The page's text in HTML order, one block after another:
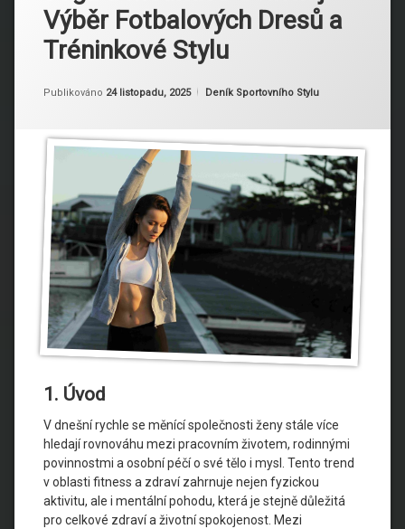
Výběr Fotbalových Dresů a
Tréninkové Stylu
Publikováno 24 listopadu, 2025
Aktualizováno 24 listopadu, 2025
Od Ruby
Kategorie:
Deník Sportovního Stylu
1. Úvod
V dnešní rychle se měnící společnosti ženy stále více
hledají rovnováhu mezi pracovním životem, rodinnými
povinnostmi a osobní péčí o své tělo i mysl. Tento trend
v oblasti fitness a zdraví zahrnuje nejen fyzickou
aktivitu, ale i mentální pohodu, která je stejně důležitá
pro celkové zdraví a životní spokojenost. Mezi